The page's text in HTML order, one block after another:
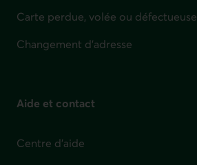
Carte perdue, volée ou défectueuse
Changement d'adresse
Aide et contact
Centre d'aide